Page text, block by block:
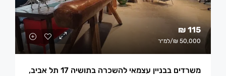
115 ₪
50,000 ₪ /למ״ר
משרדים בבניין עצמאי להשכרה בתושיה 17 תל אביב,